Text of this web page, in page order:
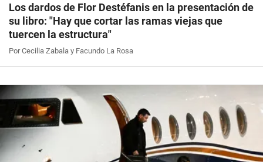
Los dardos de Flor Destéfanis en la presentación de
su libro: "Hay que cortar las ramas viejas que
tuercen la estructura"
Por Cecilia Zabala y Facundo La Rosa